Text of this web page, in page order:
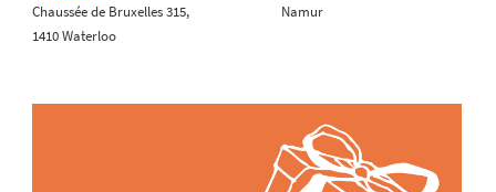
Chaussée de Bruxelles 315,
1410 Waterloo
Namur